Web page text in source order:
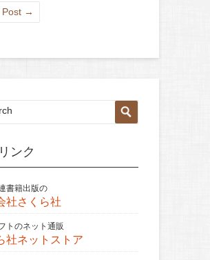
Post →
ンク
書籍出版の
社さくら社
トのネット通販
社ネットストア